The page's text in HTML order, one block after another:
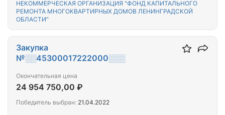
расположенного(-ых) на территории Выборгского
муниципального района Ленинградской области
НЕКОММЕРЧЕСКАЯ ОРГАНИЗАЦИЯ "ФОНД КАПИТАЛЬНОГО
РЕМОНТА МНОГОКВАРТИРНЫХ ДОМОВ ЛЕНИНГРАДСКОЙ
ОБЛАСТИ"
Закупка
№░░45300017222000░░░
Окончательная цена
24 954 750,00 ₽
Победитель выбран: 21.04.2022